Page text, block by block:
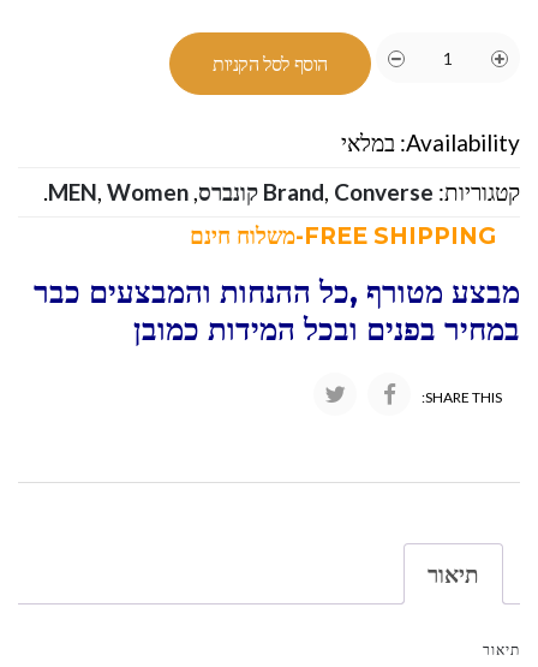
הוסף לסל הקניות
Availability: במלאי
קטגוריות:
Brand, Converse קונברס ,
MEN, Women
.
מבצע מטורף ,כל ההנחות והמבצעים כבר
במחיר בפנים ובכל המידות כמובן
SHARE THIS:
תיאור
תיאור